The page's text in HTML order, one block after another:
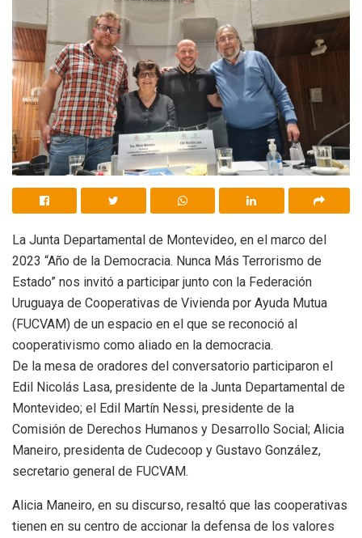
La Junta Departamental de Montevideo, en el marco del
2023 “Año de la Democracia. Nunca Más Terrorismo de
Estado” nos invitó a participar junto con la Federación
Uruguaya de Cooperativas de Vivienda por Ayuda Mutua
(FUCVAM) de un espacio en el que se reconoció al
cooperativismo como aliado en la democracia.
De la mesa de oradores del conversatorio participaron el
Edil Nicolás Lasa, presidente de la Junta Departamental de
Montevideo; el Edil Martín Nessi, presidente de la
Comisión de Derechos Humanos y Desarrollo Social; Alicia
Maneiro, presidenta de Cudecoop y Gustavo González,
secretario general de FUCVAM.
Alicia Maneiro, en su discurso, resaltó que las cooperativas
tienen en su centro de accionar la defensa de los valores